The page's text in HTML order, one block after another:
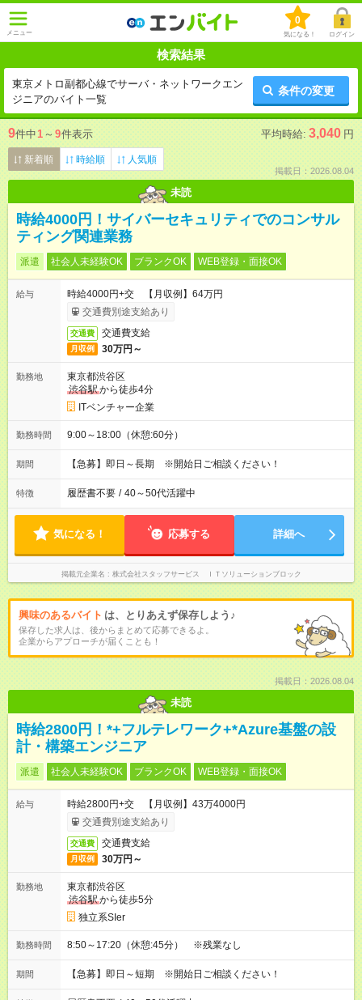
メニュー
0
気になる！ ログイン
検索結果
東京メトロ副都心線でサーバ・ネットワークエン
ジニアのバイト一覧
条件の変更
9件中1 ～ 9件表示 平均時給: 3,040 円
新着順 時給順 人気順
掲載日：2026.08.04
未読
時給4000円！サイバーセキュリティでのコンサル
ティング関連業務
派遣 社会人未経験OK ブランクOK WEB登録・面接OK
給与
時給4000円+交 【月収例】64万円
交通費別途支給あり
交通費 交通費支給
月収例 30万円～
勤務地
東京都渋谷区
渋谷駅から徒歩4分
ITベンチャー企業
勤務時間 9:00～18:00（休憩:60分）
期間 【急募】即日～長期 ※開始日ご相談ください！
特徴 履歴書不要 / 40～50代活躍中
気になる！ 応募する 詳細へ
掲載元企業名 株式会社スタッフサービス ＩＴソリューションブロック
興味のあるバイト は、とりあえず保存しよう♪
保存した求人は、後からまとめて応募できるよ。
企業からアプローチが届くことも！
掲載日：2026.08.04
未読
時給2800円！*+フルテレワーク+*Azure基盤の設
計・構築エンジニア
派遣 社会人未経験OK ブランクOK WEB登録・面接OK
給与
時給2800円+交 【月収例】43万4000円
交通費別途支給あり
交通費 交通費支給
月収例 30万円～
勤務地
東京都渋谷区
渋谷駅から徒歩5分
独立系SIer
勤務時間 8:50～17:20（休憩:45分） ※残業なし
期間 【急募】即日～短期 ※開始日ご相談ください！